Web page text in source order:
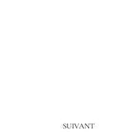
SUIVANT